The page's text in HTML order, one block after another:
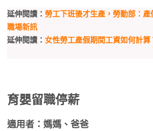
延伸閱讀： 勞工下班後才生產，勞動部：產
職場新訊
延伸閱讀： 女性勞工產假期間工資如何計算
育嬰留職停薪
適用者：媽媽、爸爸